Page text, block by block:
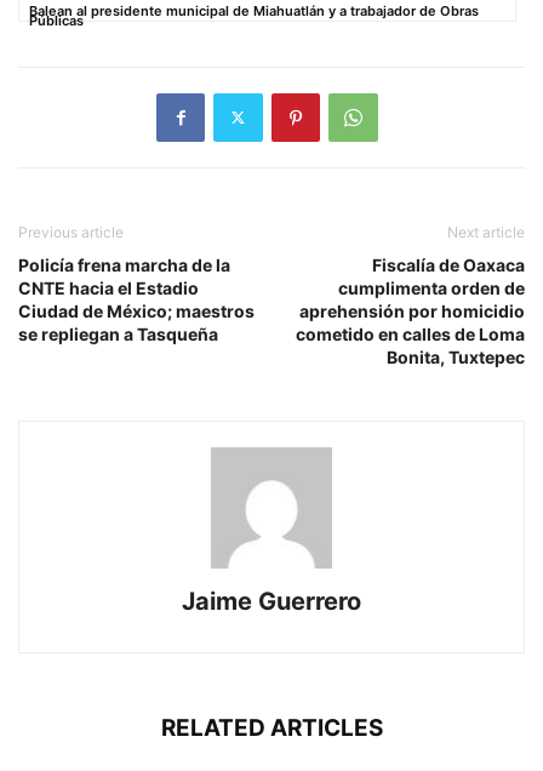
Balean al presidente municipal de Miahuatlán y a trabajador de Obras
Públicas
Previous article
Policía frena marcha de la
CNTE hacia el Estadio
Ciudad de México; maestros
se repliegan a Tasqueña
Next article
Fiscalía de Oaxaca
cumplimenta orden de
aprehensión por homicidio
cometido en calles de Loma
Bonita, Tuxtepec
Jaime Guerrero
RELATED ARTICLES